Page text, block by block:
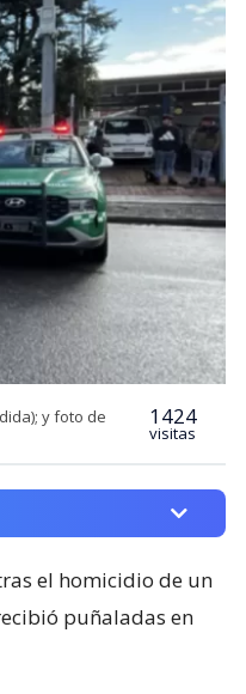
y foto de 1424
visitas
el homicidio de un
puñaladas en